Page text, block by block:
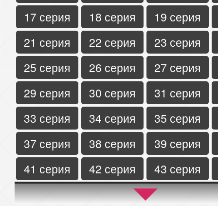
17 серия
18 серия
19 серия
21 серия
22 серия
23 серия
25 серия
26 серия
27 серия
29 серия
30 серия
31 серия
33 серия
34 серия
35 серия
37 серия
38 серия
39 серия
41 серия
42 серия
43 серия
45 серия
46 серия
47 серия